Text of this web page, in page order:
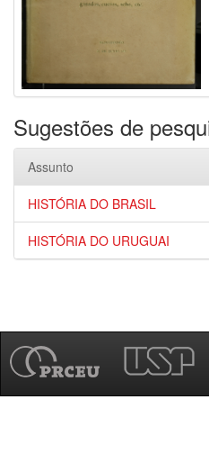
Sugestões de
Assunto
HISTÓRIA DO BRASIL
HISTÓRIA DO URUGUAI